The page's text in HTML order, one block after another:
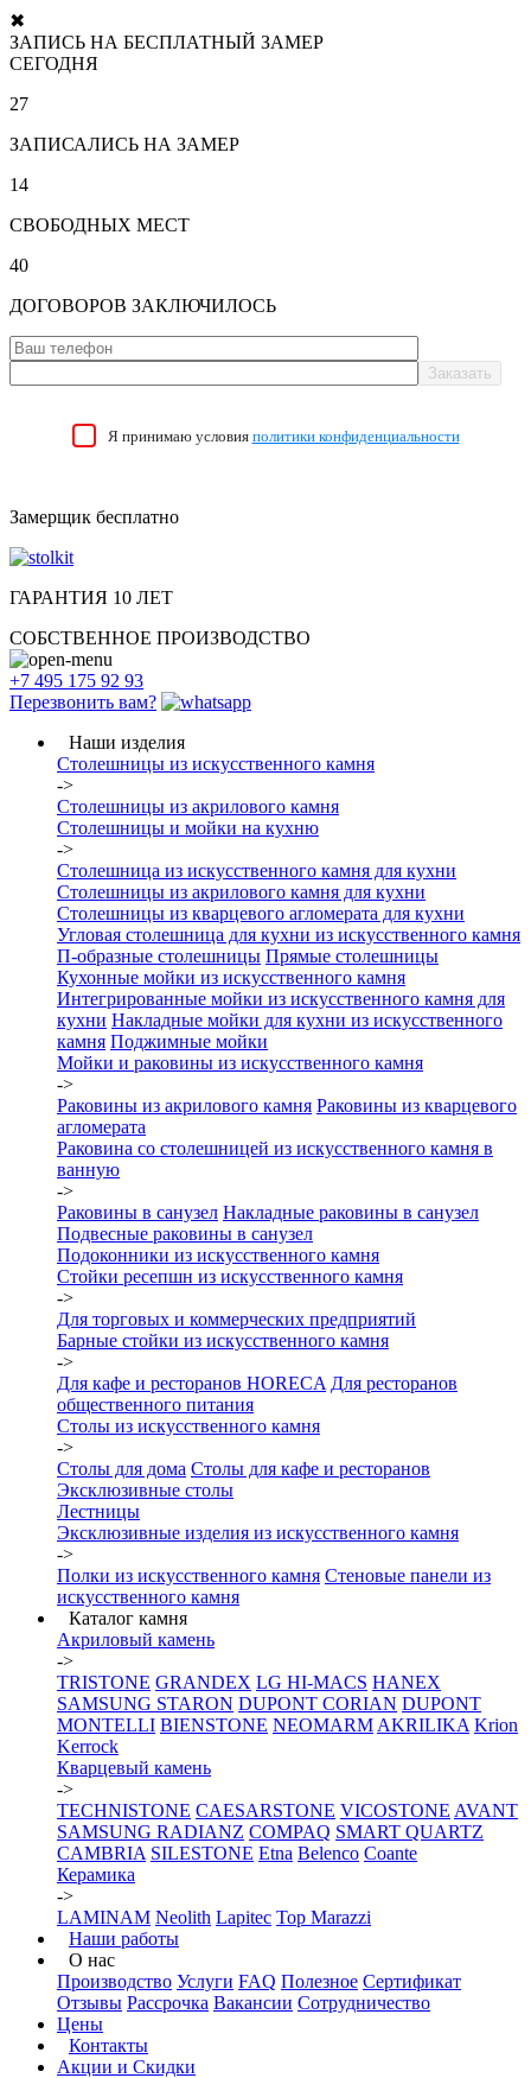
✖
ЗАПИСЬ НА БЕСПЛАТНЫЙ ЗАМЕР
СЕГОДНЯ
27
ЗАПИСАЛИСЬ НА ЗАМЕР
14
СВОБОДНЫХ МЕСТ
40
ДОГОВОРОВ ЗАКЛЮЧИЛОСЬ
Я принимаю условия политики конфиденциальности
Замерщик бесплатно
ГАРАНТИЯ 10 ЛЕТ
СОБСТВЕННОЕ ПРОИЗВОДСТВО
+7 495 175 92 93
Перезвонить вам?
Наши изделия
Столешницы из искусcтвенного камня
->
Столешницы из акрилового камня
Столешницы и мойки на кухню
->
Столешница из искусственного камня для кухни
Столешницы из акрилового камня для кухни
Столешницы из кварцевого агломерата для кухни
Угловая столешница для кухни из искусственного камня
П-образные столешницы Прямые столешницы
Кухонные мойки из искусственного камня
Интегрированные мойки из искусственного камня для
кухни Накладные мойки для кухни из искусственного
камня Поджимные мойки
Мойки и раковины из искусственного камня
->
Раковины из акрилового камня Раковины из кварцевого
агломерата
Раковина со столешницей из искусственного камня в
ванную
->
Раковины в санузел Накладные раковины в санузел
Подвесные раковины в санузел
Подоконники из искусственного камня
Стойки ресепшн из искусственного камня
->
Для торговых и коммерческих предприятий
Барные стойки из искусственного камня
->
Для кафе и ресторанов HORECA Для ресторанов
общественного питания
Столы из искусственного камня
->
Столы для дома Столы для кафе и ресторанов
Эксклюзивные столы
Лестницы
Эксклюзивные изделия из искусственного камня
->
Полки из искусственного камня Стеновые панели из
искусственного камня
Каталог камня
Акриловый камень
->
TRISTONE GRANDEX LG HI-MACS HANEX
SAMSUNG STARON DUPONT CORIAN DUPONT
MONTELLI BIENSTONE NEOMARM AKRILIKA Krion
Kerrock
Кварцевый камень
->
TECHNISTONE CAESARSTONE VICOSTONE AVANT
SAMSUNG RADIANZ COMPAQ SMART QUARTZ
CAMBRIA SILESTONE Etna Belenco Coante
Керамика
->
LAMINAM Neolith Lapitec Top Marazzi
Наши работы
О нас
Производство Услуги FAQ Полезное Сертификат
Отзывы Рассрочка Вакансии Сотрудничество
Цены
Контакты
Акции и Скидки